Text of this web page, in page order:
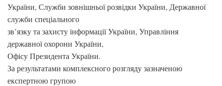
України, Служби зовнішньої розвідки України, Державної
служби спеціального
зв’язку та захисту інформації України, Управління
державної охорони України,
Офісу Президента України.
За результатами комплексного розгляду зазначеною
експертною групою